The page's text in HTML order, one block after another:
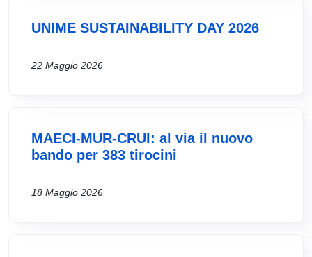
UNIME SUSTAINABILITY DAY 2026
22 Maggio 2026
MAECI-MUR-CRUI: al via il nuovo
bando per 383 tirocini
18 Maggio 2026